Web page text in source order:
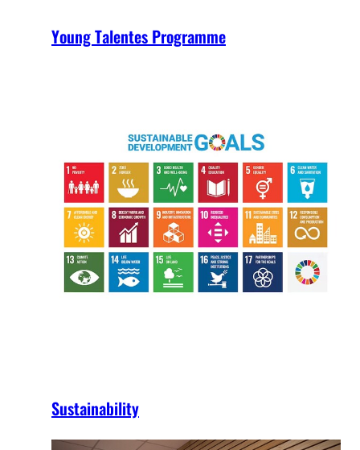
Young Talentes Programme
Sustainability